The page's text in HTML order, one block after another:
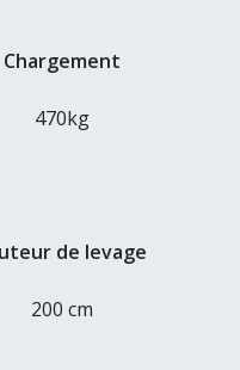
Chargement
470kg
de levage
200 cm